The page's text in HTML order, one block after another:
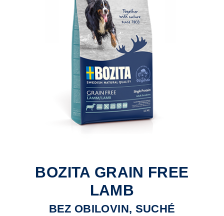
BOZITA GRAIN FREE
LAMB
BEZ OBILOVIN, SUCHÉ